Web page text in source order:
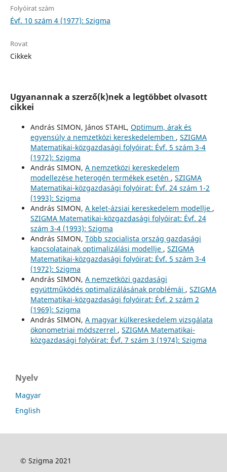
Folyóirat szám
Évf. 10 szám 4 (1977): Szigma
Rovat
Cikkek
Ugyanannak a szerző(k)nek a legtöbbet olvasott
cikkei
András SIMON, János STAHL, Optimum, árak és
egyensúly a nemzetközi kereskedelemben , SZIGMA
Matematikai-közgazdasági folyóirat: Évf. 5 szám 3-4
(1972): Szigma
András SIMON, A nemzetközi kereskedelem
modellezése heterogén termékek esetén , SZIGMA
Matematikai-közgazdasági folyóirat: Évf. 24 szám 1-2
(1993): Szigma
András SIMON, A kelet-ázsiai kereskedelem modellje ,
SZIGMA Matematikai-közgazdasági folyóirat: Évf. 24
szám 3-4 (1993): Szigma
András SIMON, Több szocialista ország gazdasági
kapcsolatainak optimalizálási modellje , SZIGMA
Matematikai-közgazdasági folyóirat: Évf. 5 szám 3-4
(1972): Szigma
András SIMON, A nemzetközi gazdasági
együttműködés optimalizálásának problémái , SZIGMA
Matematikai-közgazdasági folyóirat: Évf. 2 szám 2
(1969): Szigma
András SIMON, A magyar külkereskedelem vizsgálata
ökonometriai módszerrel , SZIGMA Matematikai-
közgazdasági folyóirat: Évf. 7 szám 3 (1974): Szigma
Nyelv
Magyar
English
© Szigma 2021